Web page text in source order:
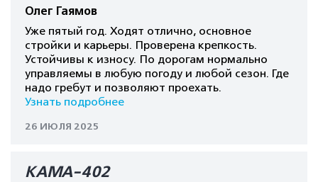
Олег Гаямов
Уже пятый год. Ходят отлично, основное
стройки и карьеры. Проверена крепкость.
Устойчивы к износу. По дорогам нормально
управляемы в любую погоду и любой сезон. Где
надо гребут и позволяют проехать.
Узнать подробнее
26 ИЮЛЯ 2025
КАМА-402